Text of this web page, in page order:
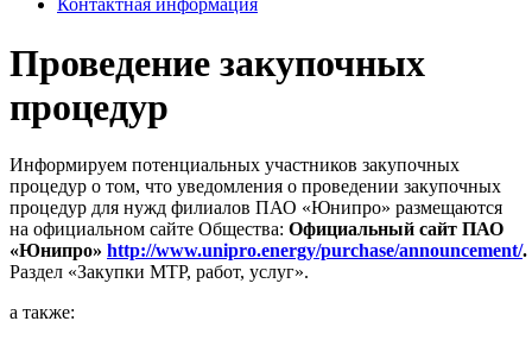
Контактная информация
Проведение закупочных
процедур
Информируем потенциальных участников закупочных
процедур о том, что уведомления о проведении закупочных
процедур для нужд филиалов ПАО «Юнипро» размещаются
на официальном сайте Общества: Официальный сайт ПАО
«Юнипро» http://www.unipro.energy/purchase/announcement/.
Раздел «Закупки МТР, работ, услуг».
а также: